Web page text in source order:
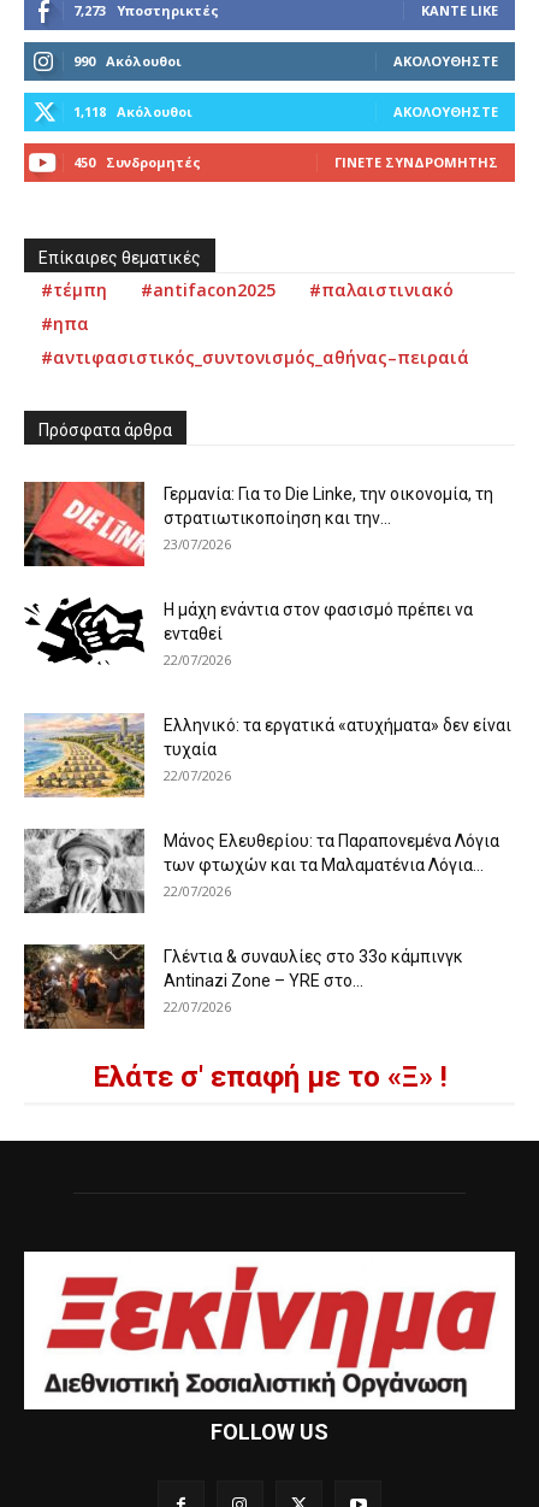
7,273 Υποστηρικτές ΚΆΝΤΕ LIKE
990 Ακόλουθοι ΑΚΟΛΟΥΘΉΣΤΕ
1,118 Ακόλουθοι ΑΚΟΛΟΥΘΉΣΤΕ
450 Συνδρομητές ΓΊΝΕΤΕ ΣΥΝΔΡΟΜΗΤΉΣ
Επίκαιρες θεματικές
#τέμπη #antifacon2025
#παλαιστινιακό
#ηπα
#αντιφασιστικός_συντονισμός_αθήνας–πειραιά
Πρόσφατα άρθρα
Γερμανία: Για το Die Linke, την οικονομία, τη
στρατιωτικοποίηση και την...
23/07/2026
Η μάχη ενάντια στον φασισμό πρέπει να
ενταθεί
22/07/2026
Ελληνικό: τα εργατικά «ατυχήματα» δεν είναι
τυχαία
22/07/2026
Μάνος Ελευθερίου: τα Παραπονεμένα Λόγια
των φτωχών και τα Μαλαματένια Λόγια...
22/07/2026
Γλέντια & συναυλίες στο 33ο κάμπινγκ
Antinazi Zone – YRE στο...
22/07/2026
Ελάτε σ' επαφή με το «Ξ» !
FOLLOW US